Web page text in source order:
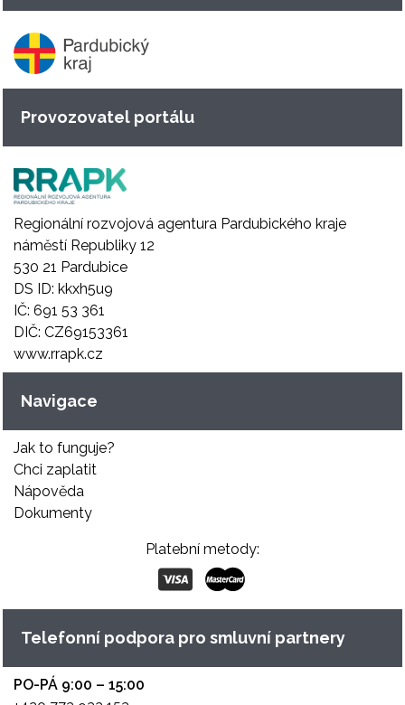
Provozovatel portálu
Regionální rozvojová agentura Pardubického kraje
náměstí Republiky 12
530 21 Pardubice
DS ID: kkxh5u9
IČ: 691 53 361
DIČ: CZ69153361
www.rrapk.cz
Navigace
Jak to funguje?
Chci zaplatit
Nápověda
Dokumenty
Platební metody:
Telefonní podpora pro smluvní partnery
PO-PÁ 9:00 – 15:00